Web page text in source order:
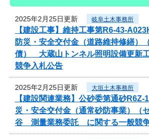
2025年2月25日更新 岐阜土木事務所
【建設工事】維持工事第R6-43-
防災・安全交付金（道路維持修繕）
債） 大蔵山トンネル照明設備更新
競争入札公告
2025年2月25日更新 大垣土木事務所
【建設関連業務】公砂委第通砂
災・安全交付金（通常砂防事業）
谷 測量業務委託 に関する一般競